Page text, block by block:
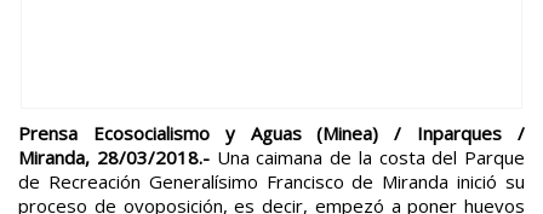
Prensa Ecosocialismo y Aguas (Minea) / Inparques /
Miranda, 28/03/2018.-Una caimana de la costa del Parque
de Recreación Generalísimo Francisco de Miranda inició su
proceso de ovoposición, es decir, empezó a poner huevos